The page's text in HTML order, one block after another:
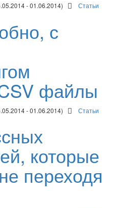
- 01.06.2014) Статьи
с
файлы
- 01.06.2014) Статьи
которые
переходя